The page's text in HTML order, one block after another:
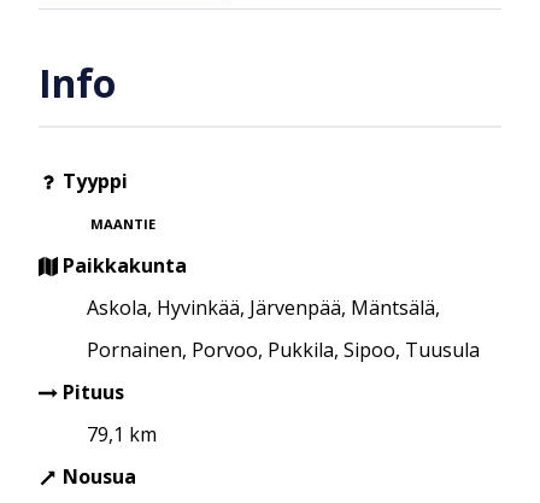
Info
Tyyppi
MAANTIE
Paikkakunta
Askola, Hyvinkää, Järvenpää, Mäntsälä,
Pornainen, Porvoo, Pukkila, Sipoo, Tuusula
Pituus
79,1 km
Nousua